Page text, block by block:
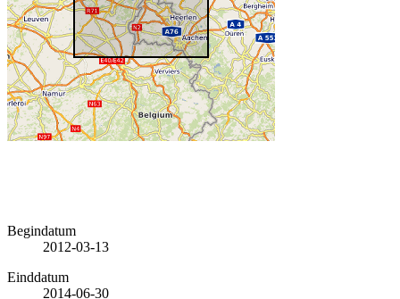
Begindatum
2012-03-13
Einddatum
2014-06-30